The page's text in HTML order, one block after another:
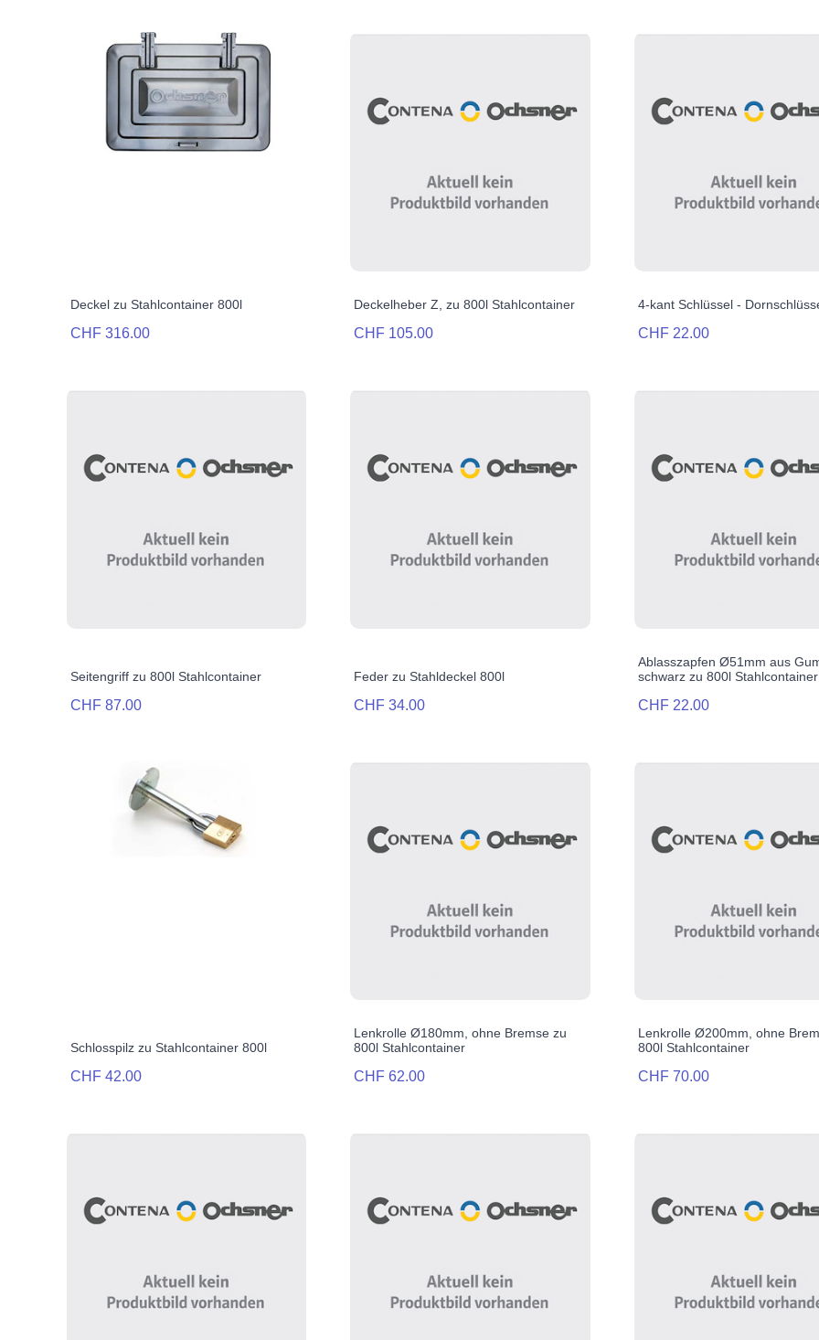
Deckel zu Stahlcontainer 800l
CHF 316.00
Deckelheber Z, zu 800l Stahlcontainer
CHF 105.00
4-kant Schlüssel -
CHF 22.00
Seitengriff zu 800l Stahlcontainer
CHF 87.00
Feder zu Stahldeckel 800l
CHF 34.00
Ablasszapfen Ø51mm aus
schwarz zu 800l Stahlcontainer
CHF 22.00
Schlosspilz zu Stahlcontainer 800l
CHF 42.00
Lenkrolle Ø180mm, ohne Bremse zu
800l Stahlcontainer
CHF 62.00
Lenkrolle Ø200mm, ohne
800l Stahlcontainer
CHF 70.00